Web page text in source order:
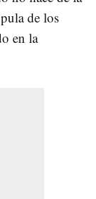
de los
en la